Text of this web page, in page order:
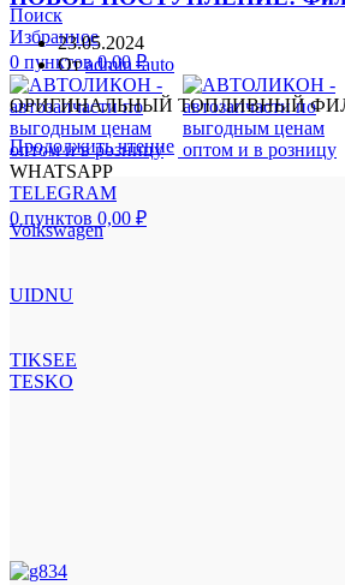
Поиск
Избранное
0 пунктов 0,00 ₽
WHATSAPP
TELEGRAM
0 пунктов 0,00 ₽
23.05.2024
Отadmin_auto
ОРИГИНАЛЬНЫЙ ТОПЛИВНЫЙ
Продолжить чтение
Volkswagen
UIDNU
TIKSEE
TESKO